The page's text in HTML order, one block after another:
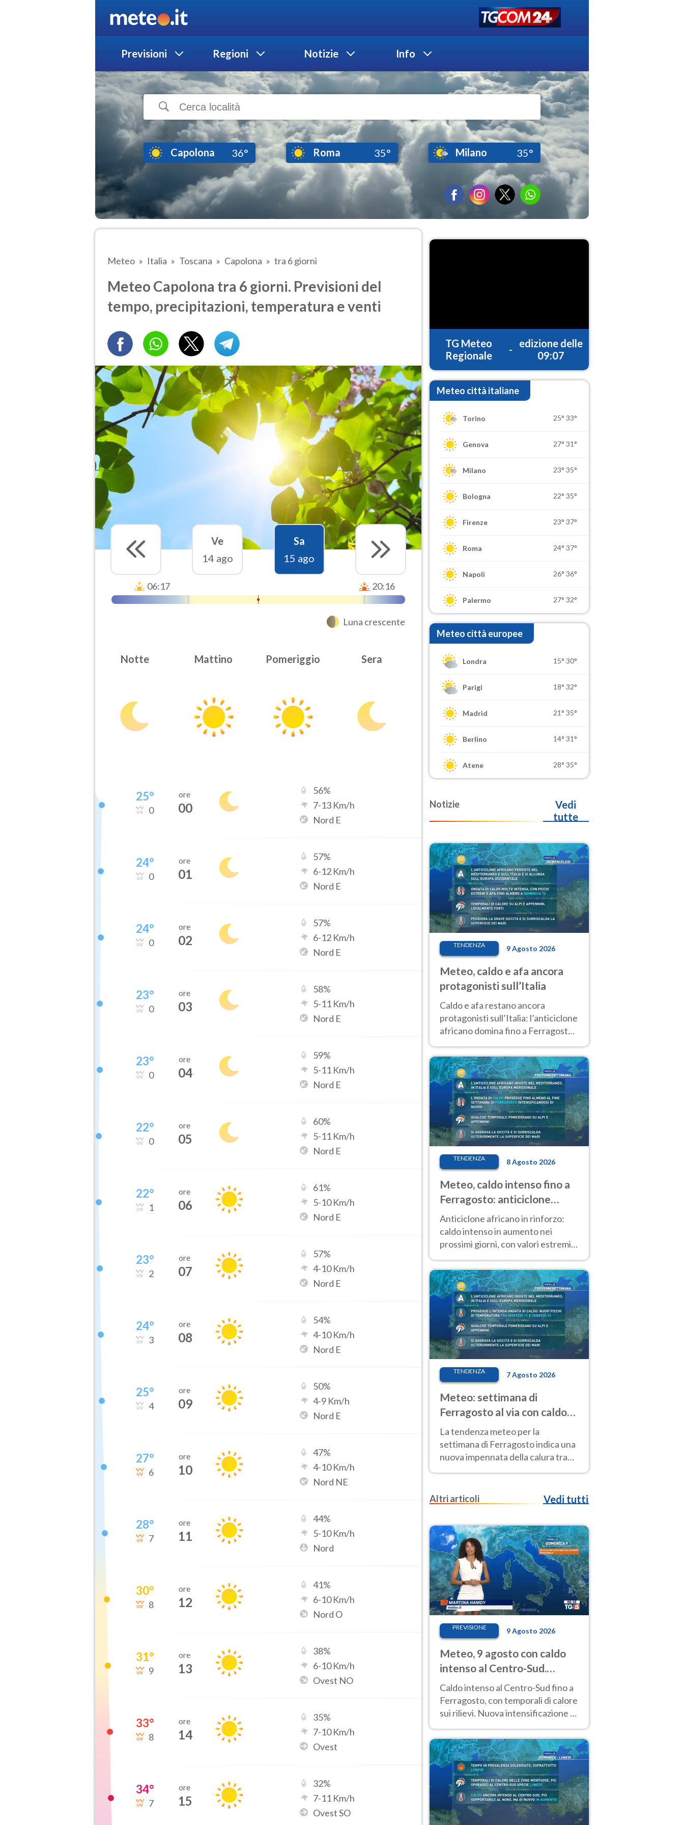
Previsioni Regioni Notizie Info
Capolona 36° Roma 35° Milano 35°
Meteo Italia Toscana Capolona tra 6 giorni
Meteo Capolona tra 6 giorni. Previsioni del
tempo, precipitazioni, temperatura e venti
Ve
14 ago
Sa
15 ago
06:17 20:16
Luna crescente
Notte Mattino Pomeriggio Sera
25°
0
ore
00
56%
7-13 Km/h
Nord E
24°
0
ore
01
57%
6-12 Km/h
Nord E
24°
0
ore
02
57%
6-12 Km/h
Nord E
23°
0
ore
03
58%
5-11 Km/h
Nord E
23°
0
ore
04
59%
5-11 Km/h
Nord E
22°
0
ore
05
60%
5-11 Km/h
Nord E
22°
1
ore
06
61%
5-10Km/h
Nord E
23°
2
ore
07
57%
4-10Km/h
Nord E
24°
3
ore
08
54%
4-10Km/h
Nord E
25°
4
ore
09
50%
4-9 Km/h
Nord E
27°
6
ore
10
47%
4-10Km/h
Nord NE
28°
7
ore
11
44%
5-10Km/h
Nord
30°
8
ore
12
41%
6-10Km/h
Nord O
31°
9
ore
13
38%
6-10Km/h
Ovest NO
33°
8
ore
14
35%
7-10Km/h
Ovest
34°
7
ore
15
32%
7-11 Km/h
Ovest SO
TG Meteo
Regionale
-
edizione delle
09:07
Meteo città italiane
Torino 25° 33°
Genova 27° 31°
Milano 23° 35°
Bologna 22° 35°
Firenze 23° 37°
Roma 24° 37°
Napoli 26° 36°
Palermo 27° 32°
Meteo città europee
Londra 15° 30°
Parigi 18° 32°
Madrid 21° 35°
Berlino 14° 31°
Atene 28° 35°
Notizie
Vedi
tutte
TENDENZA 9 Agosto 2026
Meteo, caldo e afa ancora
protagonisti sull’Italia
Caldo e afa restano ancora
protagonisti sull’Italia: l’anticiclone
africano domina fino a Ferragosto,
cambiamento
TENDENZA 8 Agosto 2026
Meteo, caldo intenso fino a
Ferragosto: anticiclone
africano ancora
protagonista
Anticiclone africano in rinforzo:
caldo intenso in aumento nei
prossimi giorni, con valori estremi
d’Italia
TENDENZA 7 Agosto 2026
Meteo: settimana di
Ferragosto al via con caldo
intenso e qualche temporale
La tendenza meteo per la
settimana di Ferragosto indica una
nuova impennata della calura tra
11 e 14 agosto, con nuovi rialzi
Altri articoli
Vedi tutti
PREVISIONE 9 Agosto 2026
Meteo, 9 agosto con caldo
intenso al Centro-Sud.
Temporali sui rilievi
Caldo intenso al Centro-Sud fino a
Ferragosto, con temporali di calore
sui rilievi. Nuova intensificazione la
verso i 40 °C